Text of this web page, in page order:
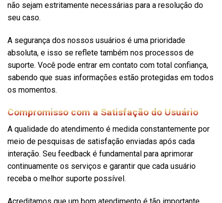
não sejam estritamente necessárias para a resolução do
seu caso.
A segurança dos nossos usuários é uma prioridade
absoluta, e isso se reflete também nos processos de
suporte. Você pode entrar em contato com total confiança,
sabendo que suas informações estão protegidas em todos
os momentos.
Compromisso com a Satisfação do Usuário
A qualidade do atendimento é medida constantemente por
meio de pesquisas de satisfação enviadas após cada
interação. Seu feedback é fundamental para aprimorar
continuamente os serviços e garantir que cada usuário
receba o melhor suporte possível.